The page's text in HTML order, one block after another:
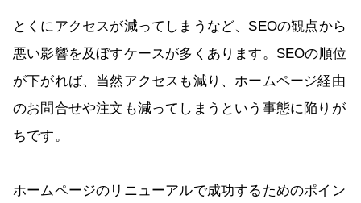
とくにアクセスが減ってしまうなど、SEOの観点から
悪い影響を及ぼすケースが多くあります。SEOの順位
が下がれば、当然アクセスも減り、ホームページ経由
のお問合せや注文も減ってしまうという事態に陥りが
ちです。
ホームページのリニューアルで成功するためのポイン